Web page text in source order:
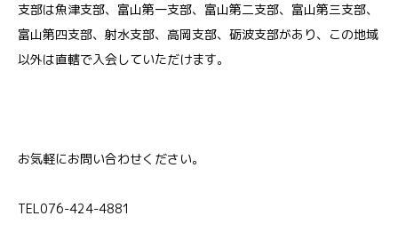
支部は魚津支部、富山第一支部、富山第二支部、富山第三支部、
富山第四支部、射水支部、高岡支部、砺波支部があり、この地域
以外は直轄で入会していただけます。
お気軽にお問い合わせください。
TEL076-424-4881